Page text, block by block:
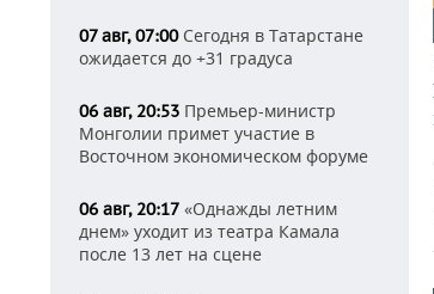
07 авг, 07:00Сегодня в Татарстане
ожидается до +31 градуса
06 авг, 20:53 Премьер-министр
Монголии примет участие в
Восточном экономическом форуме
06 авг, 20:17 «Однажды летним
днем» уходит из театра Камала
после 13 лет на сцене